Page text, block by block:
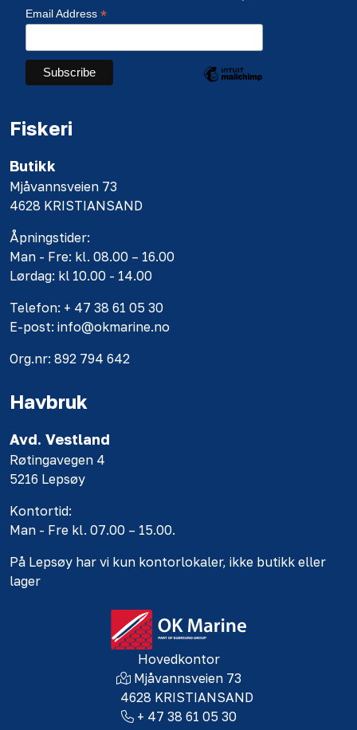
Email Address *
Fiskeri
Butikk
Mjåvannsveien 73
4628 KRISTIANSAND
Åpningstider:
Man - Fre: kl. 08.00 – 16.00
Lørdag: kl 10.00 - 14.00
Telefon: + 47 38 61 05 30
E-post: info@okmarine.no
Org.nr: 892 794 642
Havbruk
Avd. Vestland
Røtingavegen 4
5216 Lepsøy
Kontortid:
Man - Fre kl. 07.00 – 15.00.
På Lepsøy har vi kun kontorlokaler, ikke butikk eller
lager
Hovedkontor
Mjåvannsveien 73
4628 KRISTIANSAND
+ 47 38 61 05 30